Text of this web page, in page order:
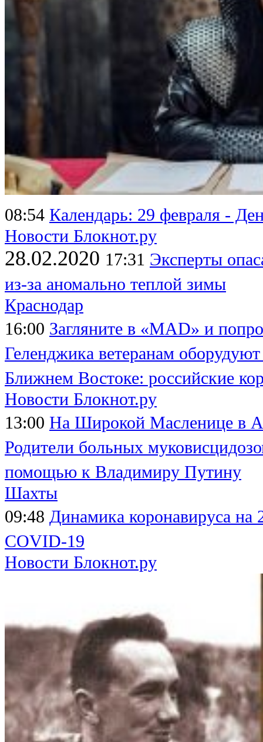
08:54 Календарь: 29 февраля -
Новости Блокнот.ру
28.02.2020 17:31 Эксперты
из-за аномально теплой зимы
Краснодар
16:00 Загляните в «MAD» и
Геленджика ветеранам
Ближнем Востоке: российские
Новости Блокнот.ру
13:00 На Широкой Масленице в
Родители больных
помощью к Владимиру Путину
Шахты
09:48 Динамика коронавируса
COVID-19
Новости Блокнот.ру